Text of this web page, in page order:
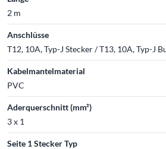
2 m
Anschlüsse
T12, 10A, Typ-J Stecker / T13, 10A, Typ-J
Kabelmantelmaterial
PVC
Aderquerschnitt (mm²)
3 x 1
Seite 1 Stecker Typ